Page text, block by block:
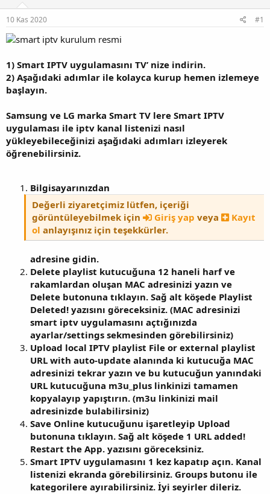
a
l
a
n
a
h
i
10 Kas 2020 #1
1) Smart IPTV uygulamasını TV’ nize indirin.
2) Aşağıdaki adımlar ile kolayca kurup hemen izlemeye
başlayın.
Samsung ve LG marka Smart TV lere Smart IPTV
uygulaması ile iptv kanal listenizi nasıl
yükleyebileceğinizi aşağıdaki adımları izleyerek
öğrenebilirsiniz.
Bilgisayarınızdan
Değerli ziyaretçimiz lütfen, içeriği
görüntüleyebilmek için
Giriş yap veya
Kayıt
ol anlayışınız için teşekkürler.
adresine gidin.
Delete playlist kutucuğuna 12 haneli harf ve
rakamlardan oluşan MAC adresinizi yazın ve
Delete butonuna tıklayın. Sağ alt köşede Playlist
Deleted! yazısını göreceksiniz. (MAC adresinizi
smart iptv uygulamasını açtığınızda
ayarlar/settings sekmesinden görebilirsiniz)
Upload local IPTV playlist File or external playlist
URL with auto-update alanında ki kutucuğa MAC
adresinizi tekrar yazın ve bu kutucuğun yanındaki
URL kutucuğuna m3u_plus linkinizi tamamen
kopyalayıp yapıştırın. (m3u linkinizi mail
adresinizde bulabilirsiniz)
Save Online kutucuğunu işaretleyip Upload
butonuna tıklayın. Sağ alt köşede 1 URL added!
Restart the App. yazısını göreceksiniz.
Smart IPTV uygulamasını 1 kez kapatıp açın. Kanal
listenizi ekranda görebilirsiniz. Groups butonu ile
kategorilere ayırabilirsiniz. İyi seyirler dileriz.